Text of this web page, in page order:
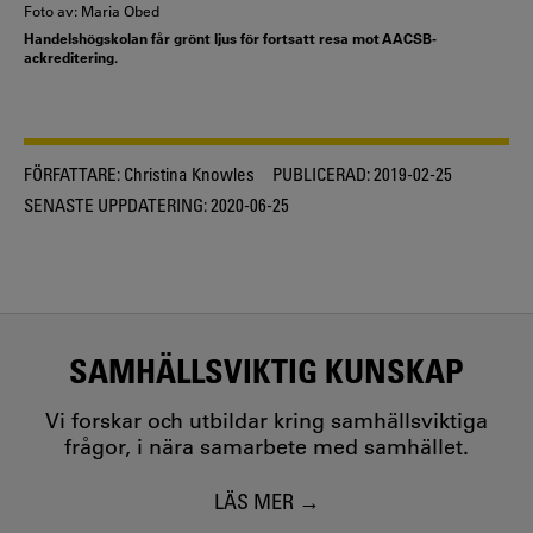
Foto av: Maria Obed
Handelshögskolan får grönt ljus för fortsatt resa mot AACSB-
ackreditering.
FÖRFATTARE: Christina Knowles PUBLICERAD:2019-02-25
SENASTE UPPDATERING:2020-06-25
SAMHÄLLSVIKTIG KUNSKAP
Vi forskar och utbildar kring samhällsviktiga
frågor, i nära samarbete med samhället.
LÄS MER